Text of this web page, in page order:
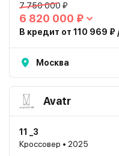
7 750 000 ₽
6 820 000 ₽
В кредит от 110 969 ₽
Москва
Avatr
11 _3
Кроссовер • 2025